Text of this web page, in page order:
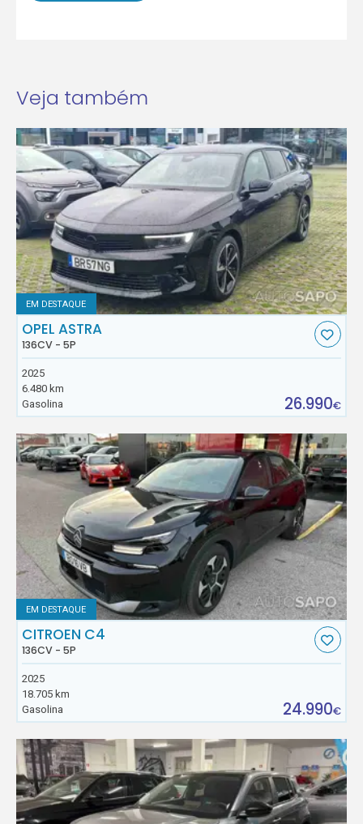
Veja também
EM DESTAQUE
OPEL ASTRA
136CV - 5P
2025
6.480 km
Gasolina
26.990€
EM DESTAQUE
CITROEN C4
136CV - 5P
2025
18.705 km
Gasolina
24.990€